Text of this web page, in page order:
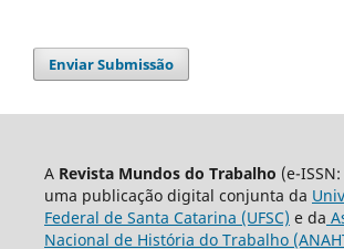
Enviar Submissão
A Revista Mundos do Trabalho (e-
uma publicação digital conjunta da
Federal de Santa Catarina (UFSC) e da
Nacional de História do Trabalho